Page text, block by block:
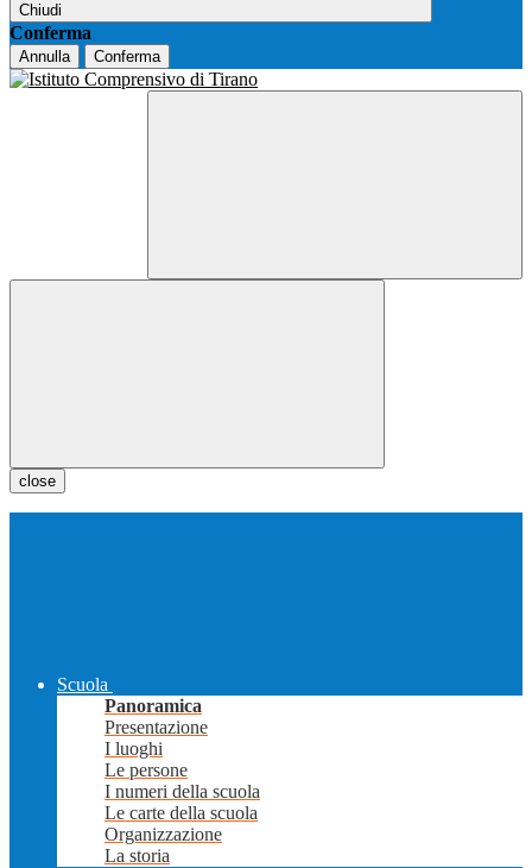
Chiudi
Conferma
Annulla Conferma
close
Scuola
Panoramica
Presentazione
I luoghi
Le persone
I numeri della scuola
Le carte della scuola
Organizzazione
La storia